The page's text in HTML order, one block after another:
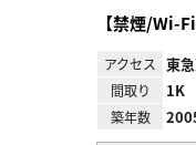
【禁煙/Wi-Fi
アクセス 東
間取り 1K
築年数